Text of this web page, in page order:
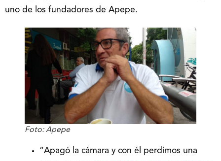
uno de los fundadores de Apepe.
Foto: Apepe
“Apagó la cámara y con él perdimos una